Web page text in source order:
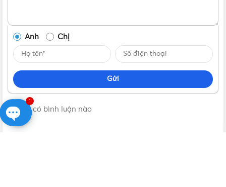
Anh Chị
Gửi
Không có bình luận nào
1